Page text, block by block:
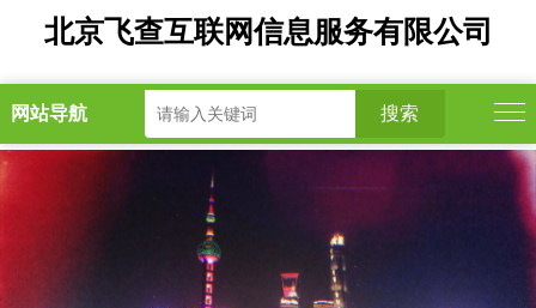
北京飞查互联网信息服务有限公司
网站导航